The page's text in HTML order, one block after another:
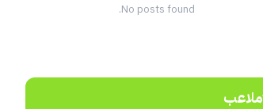
No posts found.
ملاعب